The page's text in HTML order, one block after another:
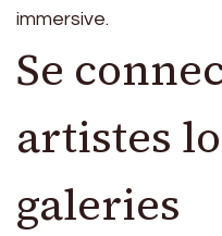
immersive.
Se
artistes
galeries